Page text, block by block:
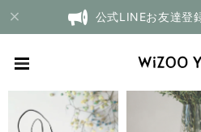
公式LINEお友達登